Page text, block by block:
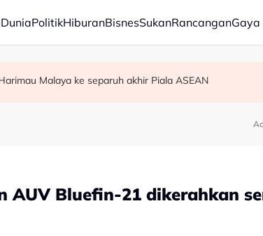
DuniaPolitikHiburanBisnesSukanRancanganGaya
sepanjang hari ini
selamatkan anak jatuh kolam ikan
Malaya ke separuh akhir Piala ASEAN
AUV Bluefin-21 dikerahkan